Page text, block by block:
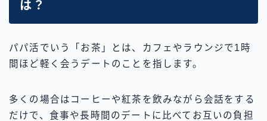
は？
パパ活でいう「お茶」とは、カフェやラウンジで1時
間ほど軽く会うデートのことを指します。
多くの場合はコーヒーや紅茶を飲みながら会話をする
だけで、食事や長時間のデートに比べてお互いの負担